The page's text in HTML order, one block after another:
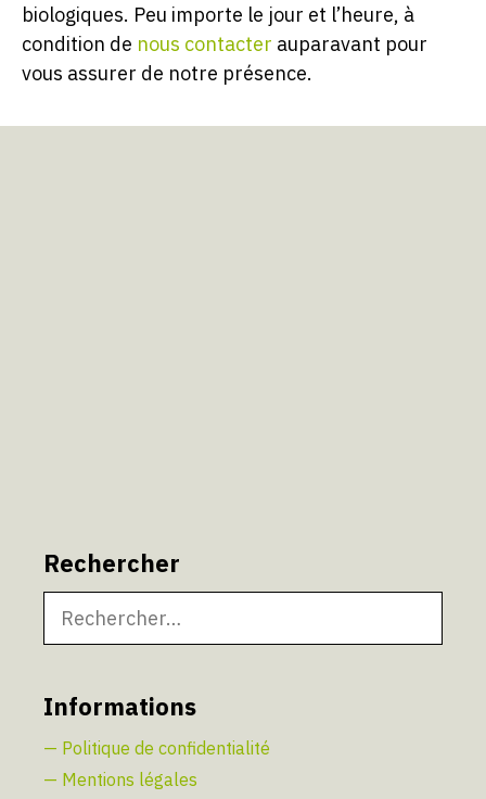
biologiques. Peu importe le jour et l’heure, à
condition de nous contacter auparavant pour
vous assurer de notre présence.
Rechercher
Informations
— Politique de confidentialité
— Mentions légales